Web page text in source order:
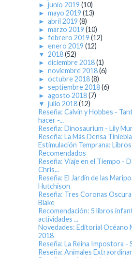
► junio 2019 (10)
► mayo 2019 (13)
► abril 2019 (8)
► marzo 2019 (10)
► febrero 2019 (12)
► enero 2019 (12)
▼ 2018(52)
► diciembre 2018(1)
► noviembre 2018(6)
► octubre 2018(8)
► septiembre 2018(6)
► agosto 2018(7)
▼ julio 2018(12)
Reseña: Calvin y Hobbes -
hacer -...
Reseña: Dinosaurium - Lily
Reseña: La Más Densa
Estimulación Temprana: Libros
Recomendados
Reseña: Viaje en el Tiempo -
Chris...
Reseña: El Jardín de las
Hutchison
Reseña: Tres Coronas
Blake
Recomendación: 5 libros
actividades ...
Novedades: Editorial Océano
2018
Reseña: La Reina Impostora -
Reseña: Animales